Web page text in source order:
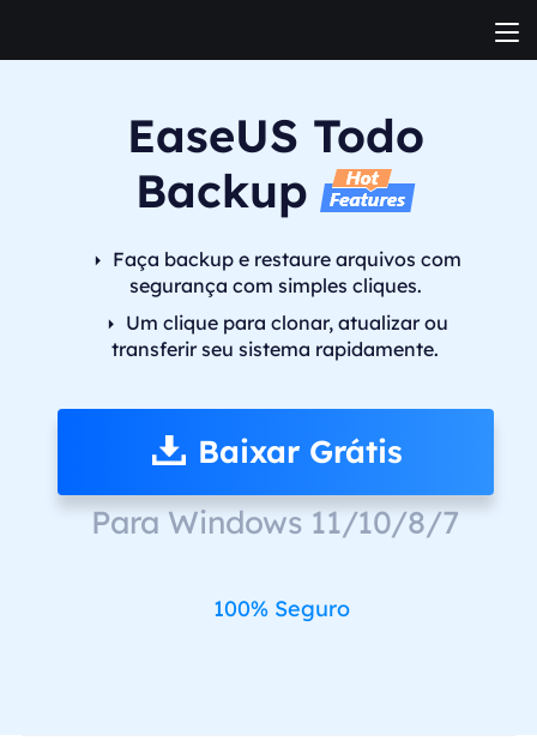
EaseUS Todo
Backup
Faça backup e restaure arquivos com
segurança com simples cliques.
Um clique para clonar, atualizar ou
transferir seu sistema rapidamente.
Baixar Grátis
Para Windows 11/10/8/7
100% Seguro